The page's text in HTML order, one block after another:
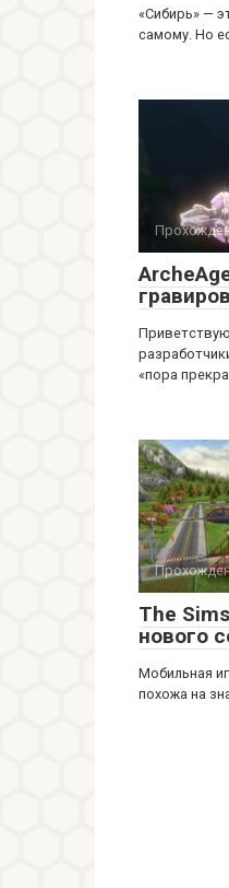
«Сибирь» —
самому. Но
«пора
The
нового
Мобильная
похожа на